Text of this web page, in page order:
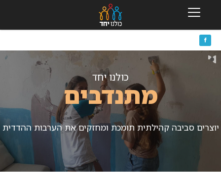
כולנו יחד
מתנדבים
יוצרים סביבה קהילתית תומכת ומחזקים את הערבות ההדדית